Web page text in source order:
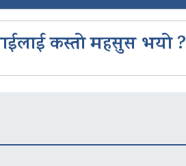
कस्तो महसुस भयो ?